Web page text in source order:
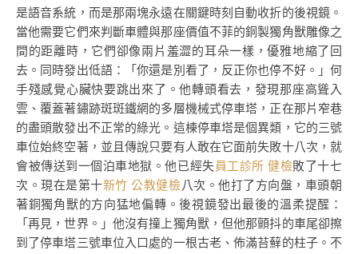
是語音系統，而是那兩塊永遠在關鍵時刻自動收折的後視鏡。
當他需要它們來判斷車體與那座價值不菲的銅製獨角獸雕像之
間的距離時，它們卻像兩片羞澀的耳朵一樣，優雅地縮了回
去。同時發出低語：「你還是別看了，反正你也停不好。」何
手殘感覺心臟快要跳出來了。他轉頭看去，發現那座高聳入
雲、覆蓋著鏽跡斑斑鐵網的多層機械式停車塔，正在那片窄巷
的盡頭散發出不正常的綠光。這棟停車塔是個異類，它的三號
車位始終空著，並且傳說只要有人敢在它面前失敗十八次，就
會被傳送到一個泊車地獄。他已經失員工診所 健檢敗了十七
次。現在是第十新竹 公教健檢八次。他打了方向盤，車頭朝
著銅獨角獸的方向猛地偏轉。後視鏡發出最後的溫柔提醒：
「再見，世界。」他沒有撞上獨角獸，但他那顫抖的車尾卻擦
到了停車塔三號車位入口處的一根古老、佈滿苔蘚的柱子。不